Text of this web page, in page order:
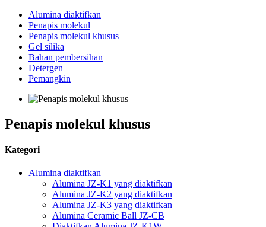
Alumina diaktifkan
Penapis molekul
Penapis molekul khusus
Gel silika
Bahan pembersihan
Detergen
Pemangkin
Penapis molekul khusus
Kategori
Alumina diaktifkan
Alumina JZ-K1 yang diaktifkan
Alumina JZ-K2 yang diaktifkan
Alumina JZ-K3 yang diaktifkan
Alumina Ceramic Ball JZ-CB